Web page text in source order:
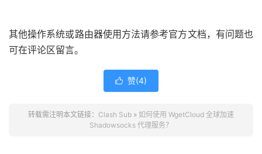
其他操作系统或路由器使用方法请参考官方文档，有问题也
可在评论区留言。
 赞(4)
转载需注明本文链接： Clash Sub » 如何使用 WgetCloud 全球加速
Shadowsocks 代理服务？